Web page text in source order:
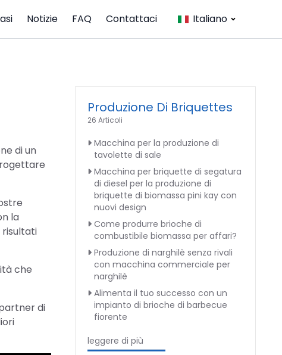
Notizie FAQ Contattaci Italiano
di un
la
risultati
che
di
Produzione Di Briquettes
26 Articoli
Macchina per la produzione di
tavolette di sale
Macchina per briquette di segatura
di diesel per la produzione di
briquette di biomassa pini kay con
nuovi design
Come produrre brioche di
combustibile biomassa per affari?
Produzione di narghilè senza rivali
con macchina commerciale per
narghilè
Alimenta il tuo successo con un
impianto di brioche di barbecue
fiorente
leggere di più